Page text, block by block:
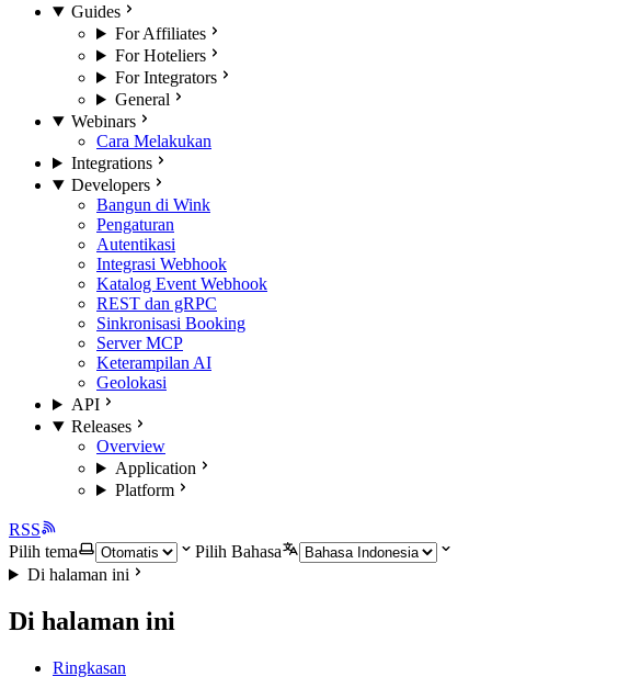
Guides
For Affiliates
For Hoteliers
For Integrators
General
Webinars
Cara Melakukan
Integrations
Developers
Bangun di Wink
Pengaturan
Autentikasi
Integrasi Webhook
Katalog Event Webhook
REST dan gRPC
Sinkronisasi Booking
Server MCP
Keterampilan AI
Geolokasi
API
Releases
Overview
Application
Platform
RSS
Pilih tema
Pilih Bahasa
Di halaman ini
Di halaman ini
Ringkasan